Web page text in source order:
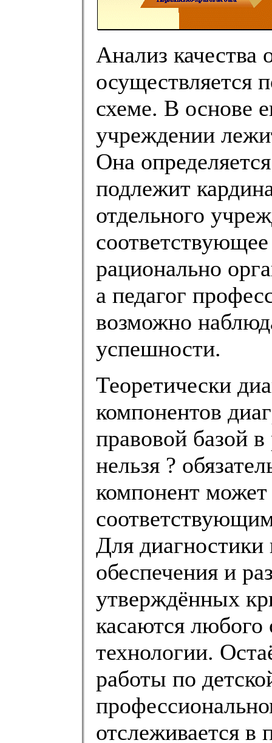
Анализ качества
осуществляется
схеме. В основе
учреждении
Она
подлежит
отдельного
рационально
а педагог
возможно
успешности.
Теоретически
компонентов
правовой базой
нельзя ?
компонент может
Для диагностики
обеспечения и
утверждённых
касаются любого
технологии.
работы по
отслеживается в